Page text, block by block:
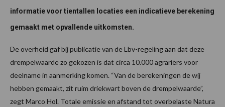
informatie voor tientallen locaties een indicatieve berekening
gemaakt met opvallende uitkomsten.
De overheid gaf bij publicatie van de Lbv-regeling aan dat deze
drempelwaarde zo gekozen is dat circa 10.000 agrariërs voor
deelname in aanmerking komen. “Van de berekeningen de wij
hebben gemaakt, zit ruim driekwart boven de drempelwaarde”,
zegt Marco Hol. Totale emissie en afstand tot overbelaste Natura